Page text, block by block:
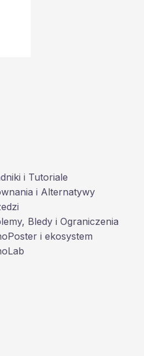
i Tutoriale
i Alternatywy
Bledy i Ograniczenia
i ekosystem